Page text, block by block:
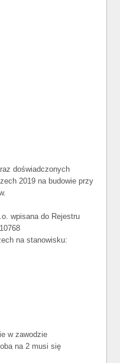
doświadczonych
2019 na budowie przy
wpisana do Rejestru
na stanowisku:
w zawodzie
na 2 musi się